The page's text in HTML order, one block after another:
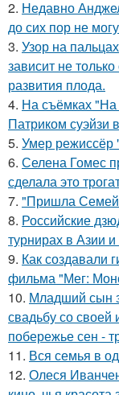
2. Недавно
до сих пор не
3. Узор на
зависит не
развития плода.
4. На съёмках
Патриком суэйзи
5. Умер режиссёр
6. Селена Гомес
сделала это
7. "Пришла
8. Российские
турнирах в Азии
9. Как создавали
фильма "Мег:
10. Младший сын
свадьбу со
побережье сен -
11. Вся семья в
12. Олеся